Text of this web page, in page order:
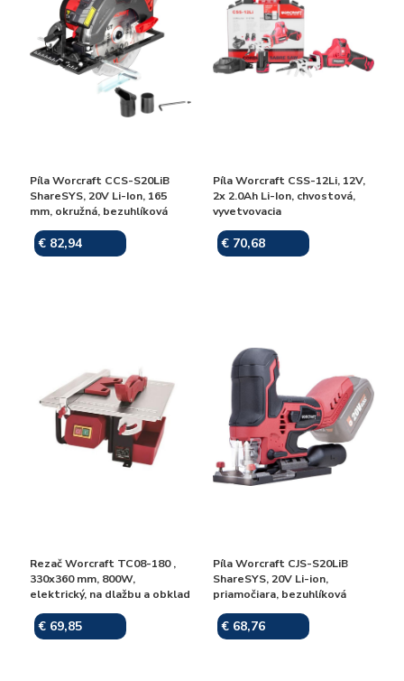
Píla Worcraft CCS-S20LiB
ShareSYS, 20V Li-Ion, 165
mm, okružná, bezuhlíková
€ 82,94
Píla Worcraft CSS-12Li, 12V,
2x 2.0Ah Li-Ion, chvostová,
vyvetvovacia
€ 70,68
Rezač Worcraft TC08-180 ,
330x360 mm, 800W,
elektrický, na dlažbu a obklad
€ 69,85
Píla Worcraft CJS-S20LiB
ShareSYS, 20V Li-ion,
priamočiara, bezuhlíková
€ 68,76